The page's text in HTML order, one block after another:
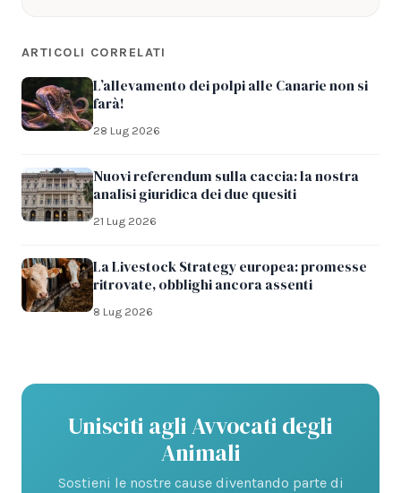
ARTICOLI CORRELATI
L’allevamento dei polpi alle Canarie non si
farà!
28 Lug 2026
Nuovi referendum sulla caccia: la nostra
analisi giuridica dei due quesiti
21 Lug 2026
La Livestock Strategy europea: promesse
ritrovate, obblighi ancora assenti
8 Lug 2026
Unisciti agli Avvocati degli
Animali
Sostieni le nostre cause diventando parte di